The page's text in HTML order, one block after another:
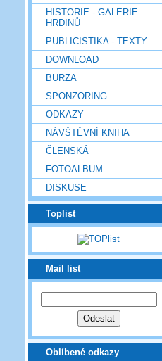
HISTORIE - GALERIE
HRDINŮ
PUBLICISTIKA - TEXTY
DOWNLOAD
BURZA
SPONZORING
ODKAZY
NÁVŠTĚVNÍ KNIHA
ČLENSKÁ
FOTOALBUM
DISKUSE
Toplist
Mail list
Oblíbené odkazy